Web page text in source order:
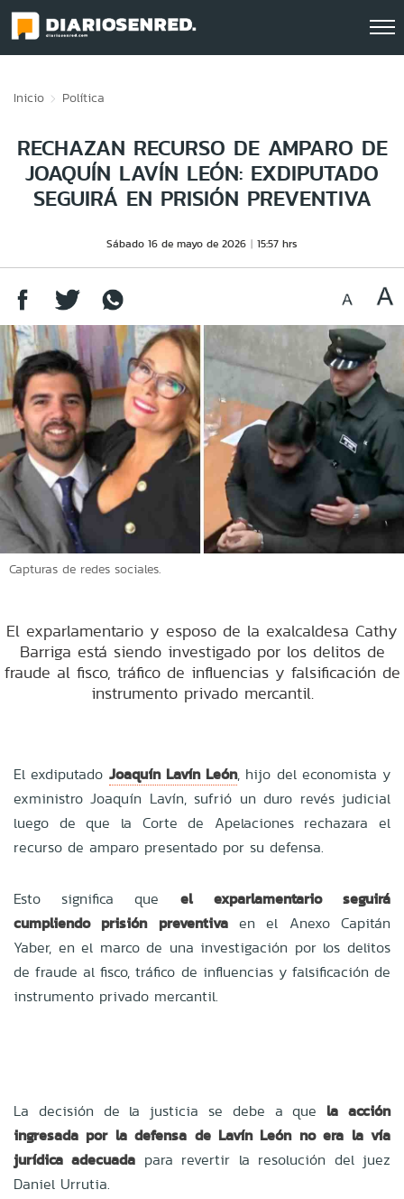
Inicio Política
RECHAZAN RECURSO DE AMPARO DE
JOAQUÍN LAVÍN LEÓN: EXDIPUTADO
SEGUIRÁ EN PRISIÓN PREVENTIVA
Sábado 16 de mayo de 2026 15:57 hrs
Capturas de redes sociales.
El exparlamentario y esposo de la exalcaldesa Cathy
Barriga está siendo investigado por los delitos de
fraude al fisco, tráfico de influencias y falsificación de
instrumento privado mercantil.
El exdiputado Joaquín Lavín León, hijo del economista y
exministro Joaquín Lavín, sufrió un duro revés judicial
luego de que la Corte de Apelaciones rechazara el
recurso de amparo presentado por su defensa.
Esto significa que el exparlamentario seguirá
cumpliendo prisión preventivaen el Anexo Capitán
Yaber, en el marco de una investigación por los delitos
de fraude al fisco, tráfico de influencias y falsificación de
instrumento privado mercantil.
La decisión de la justicia se debe a que la acción
ingresada por la defensa de Lavín León no era la vía
jurídica adecuada para revertir la resolución del juez
Daniel Urrutia.